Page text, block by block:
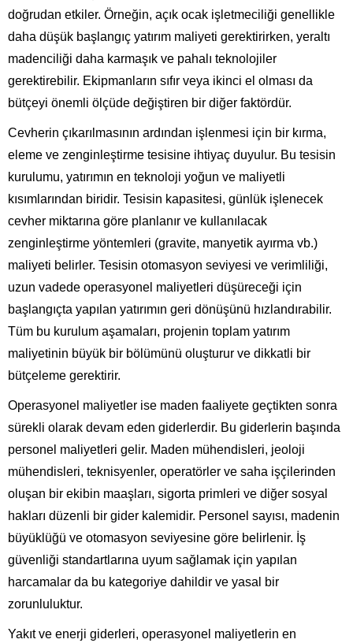
doğrudan etkiler. Örneğin, açık ocak işletmeciliği genellikle
daha düşük başlangıç yatırım maliyeti gerektirirken, yeraltı
madenciliği daha karmaşık ve pahalı teknolojiler
gerektirebilir. Ekipmanların sıfır veya ikinci el olması da
bütçeyi önemli ölçüde değiştiren bir diğer faktördür.
Cevherin çıkarılmasının ardından işlenmesi için bir kırma,
eleme ve zenginleştirme tesisine ihtiyaç duyulur. Bu tesisin
kurulumu, yatırımın en teknoloji yoğun ve maliyetli
kısımlarından biridir. Tesisin kapasitesi, günlük işlenecek
cevher miktarına göre planlanır ve kullanılacak
zenginleştirme yöntemleri (gravite, manyetik ayırma vb.)
maliyeti belirler. Tesisin otomasyon seviyesi ve verimliliği,
uzun vadede operasyonel maliyetleri düşüreceği için
başlangıçta yapılan yatırımın geri dönüşünü hızlandırabilir.
Tüm bu kurulum aşamaları, projenin toplam yatırım
maliyetinin büyük bir bölümünü oluşturur ve dikkatli bir
bütçeleme gerektirir.
Operasyonel maliyetler ise maden faaliyete geçtikten sonra
sürekli olarak devam eden giderlerdir. Bu giderlerin başında
personel maliyetleri gelir. Maden mühendisleri, jeoloji
mühendisleri, teknisyenler, operatörler ve saha işçilerinden
oluşan bir ekibin maaşları, sigorta primleri ve diğer sosyal
hakları düzenli bir gider kalemidir. Personel sayısı, madenin
büyüklüğü ve otomasyon seviyesine göre belirlenir. İş
güvenliği standartlarına uyum sağlamak için yapılan
harcamalar da bu kategoriye dahildir ve yasal bir
zorunluluktur.
Yakıt ve enerji giderleri, operasyonel maliyetlerin en